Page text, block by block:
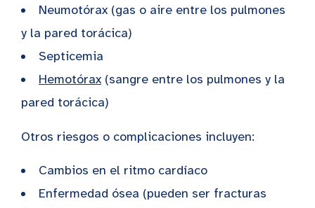
Neumotórax (gas o aire entre los pulmones
y la pared torácica)
Septicemia
Hemotórax (sangre entre los pulmones y la
pared torácica)
Otros riesgos o complicaciones incluyen:
Cambios en el ritmo cardíaco
Enfermedad ósea (pueden ser fracturas